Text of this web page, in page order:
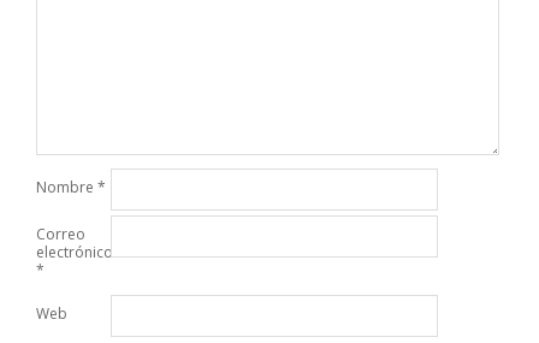
Nombre *
Correo
electrónico
*
Web